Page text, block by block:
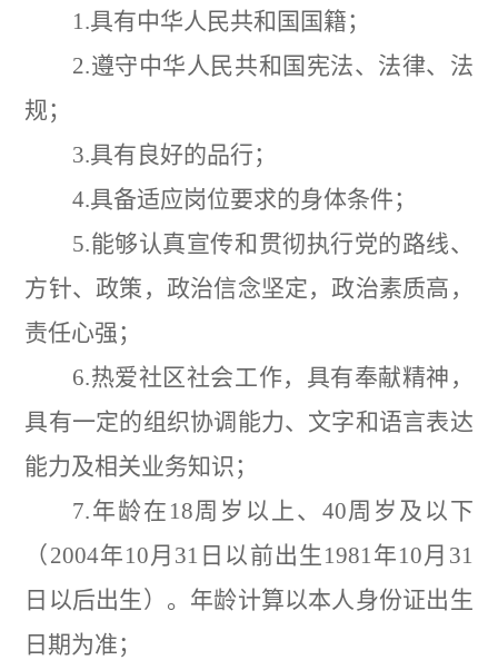
1.具有中华人民共和国国籍；
2.遵守中华人民共和国宪法、法律、法
规；
3.具有良好的品行；
4.具备适应岗位要求的身体条件；
5.能够认真宣传和贯彻执行党的路线、
方针、政策，政治信念坚定，政治素质高，
责任心强；
6.热爱社区社会工作，具有奉献精神，
具有一定的组织协调能力、文字和语言表达
能力及相关业务知识；
7.年龄在 18周岁以上、 40周岁及以下
（ 2004年10月 31 日以前出生 1981 年10月 31
日以后出生）。年龄计算以本人身份证出生
日期为准；